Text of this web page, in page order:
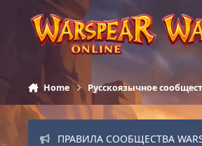
Skip to content
Home Русскоязычное
ПРАВИЛА СООБЩЕСТВА